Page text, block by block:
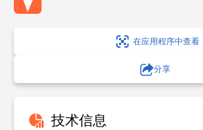
在应用程序中查看
分享
技术信息